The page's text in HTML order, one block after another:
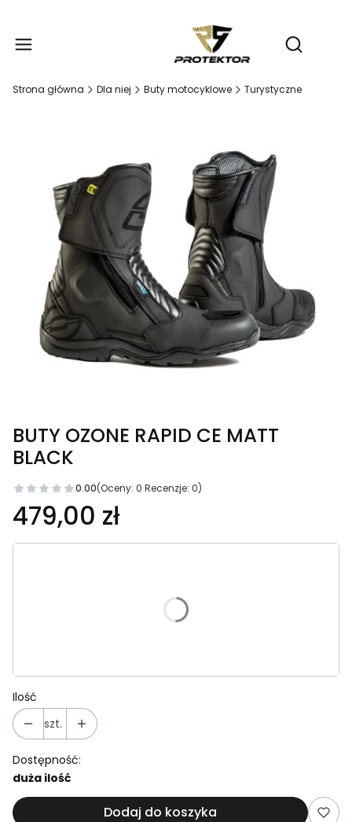
Otwórz
Strona główna Dla niej Buty motocyklowe Turystyczne
BUTY OZONE RAPID CE MATT
BLACK
0.00(Oceny: 0 Recenzje: 0)
Cena
479,00 zł
Ilość
szt.
Dostępność:
duża ilość
Dodaj do koszyka